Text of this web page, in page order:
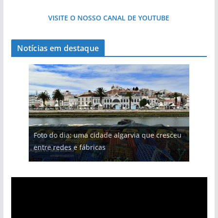
VISITE O NOSSO CANAL DE YOUTUBE
Notícias em destaque
Foto do dia: uma cidade algarvia que cresceu
entre redes e fábricas